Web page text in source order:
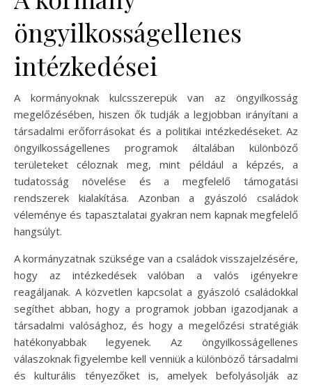
öngyilkosságellenes
intézkedései
A kormányoknak kulcsszerepük van az öngyilkosság
megelőzésében, hiszen ők tudják a legjobban irányítani a
társadalmi erőforrásokat és a politikai intézkedéseket. Az
öngyilkosságellenes programok általában különböző
területeket céloznak meg, mint például a képzés, a
tudatosság növelése és a megfelelő támogatási
rendszerek kialakítása. Azonban a gyászoló családok
véleménye és tapasztalatai gyakran nem kapnak megfelelő
hangsúlyt.
A kormányzatnak szüksége van a családok visszajelzésére,
hogy az intézkedések valóban a valós igényekre
reagáljanak. A közvetlen kapcsolat a gyászoló családokkal
segíthet abban, hogy a programok jobban igazodjanak a
társadalmi valósághoz, és hogy a megelőzési stratégiák
hatékonyabbak legyenek. Az öngyilkosságellenes
válaszoknak figyelembe kell venniük a különböző társadalmi
és kulturális tényezőket is, amelyek befolyásolják az